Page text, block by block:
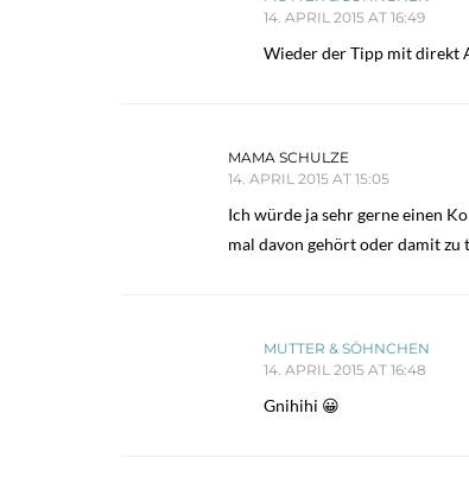
14. APRIL 2015 AT 16:49
Wieder der Tipp mit direkt
MAMA SCHULZE
14. APRIL 2015 AT 15:05
Ich würde ja sehr gerne einen
mal davon gehört oder damit
MUTTER & SÖHNCHEN
14. APRIL 2015 AT 16:48
Gnihihi 😀